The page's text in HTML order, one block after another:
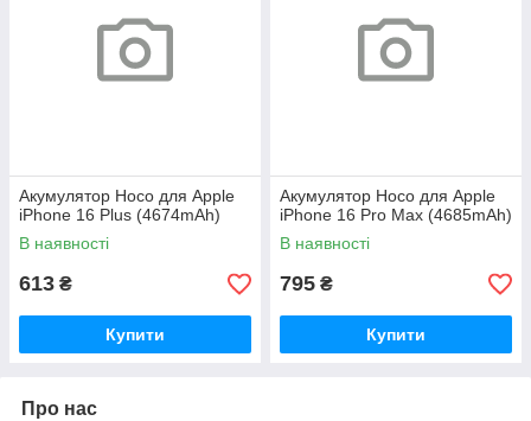
Акумулятор Hoco для Apple
iPhone 16 Plus (4674mAh)
В наявності
613 ₴
Купити
Акумулятор Hoco для Apple
iPhone 16 Pro Max (4685mAh)
В наявності
795 ₴
Купити
Про нас